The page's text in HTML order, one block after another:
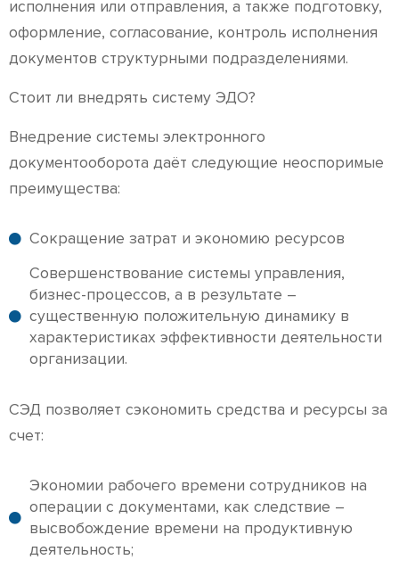
исполнения или отправления, а также подготовку,
оформление, согласование, контроль исполнения
документов структурными подразделениями.
Стоит ли внедрять систему ЭДО?
Внедрение системы электронного
документооборота даёт следующие неоспоримые
преимущества:
Сокращение затрат и экономию ресурсов
Совершенствование системы управления,
бизнес-процессов, а в результате –
существенную положительную динамику в
характеристиках эффективности деятельности
организации.
СЭД позволяет сэкономить средства и ресурсы за
счет:
Экономии рабочего времени сотрудников на
операции с документами, как следствие –
высвобождение времени на продуктивную
деятельность;